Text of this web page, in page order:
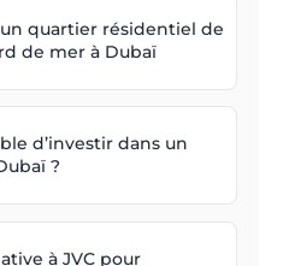
quartier résidentiel de
de mer à Dubaï
d’investir dans un
?
à JVC pour